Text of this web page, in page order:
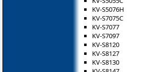
KV-S5076H
KV-S7075C
KV-S7077
KV-S7097
KV-S8120
KV-S8127
KV-S8130